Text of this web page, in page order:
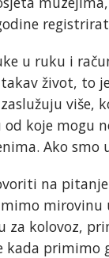
u ruku i
život, to
više,
od koje mogu
Ako
na
za kolovoz,
kada primimo